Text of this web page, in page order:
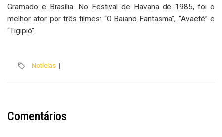
Gramado e Brasília. No Festival de Havana de 1985, foi o
melhor ator por três filmes: “O Baiano Fantasma”, “Avaeté” e
“Tigipió”.
Notícias |
Comentários